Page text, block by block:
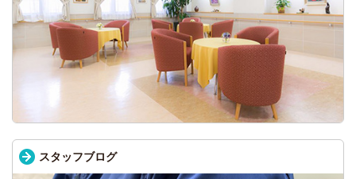
スタッフブログ